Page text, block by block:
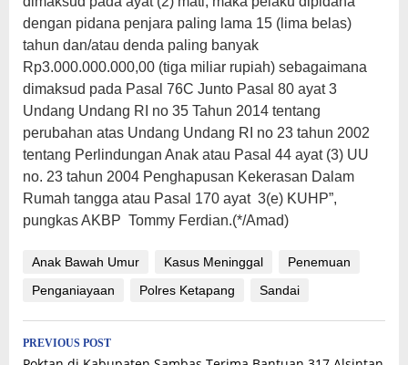
dengan pidana penjara paling lama 15 (lima belas)
tahun dan/atau denda paling banyak
Rp3.000.000.000,00 (tiga miliar rupiah) sebagaimana
dimaksud pada Pasal 76C Junto Pasal 80 ayat 3
Undang Undang RI no 35 Tahun 2014 tentang
perubahan atas Undang Undang RI no 23 tahun 2002
tentang Perlindungan Anak atau Pasal 44 ayat (3) UU
no. 23 tahun 2004 Penghapusan Kekerasan Dalam
Rumah tangga atau Pasal 170 ayat 3(e) KUHP”,
pungkas AKBP Tommy Ferdian.(*/Amad)
Anak Bawah Umur Kasus Meninggal
Penemuan
Penganiayaan
Polres Ketapang Sandai
Post
PREVIOUS POST